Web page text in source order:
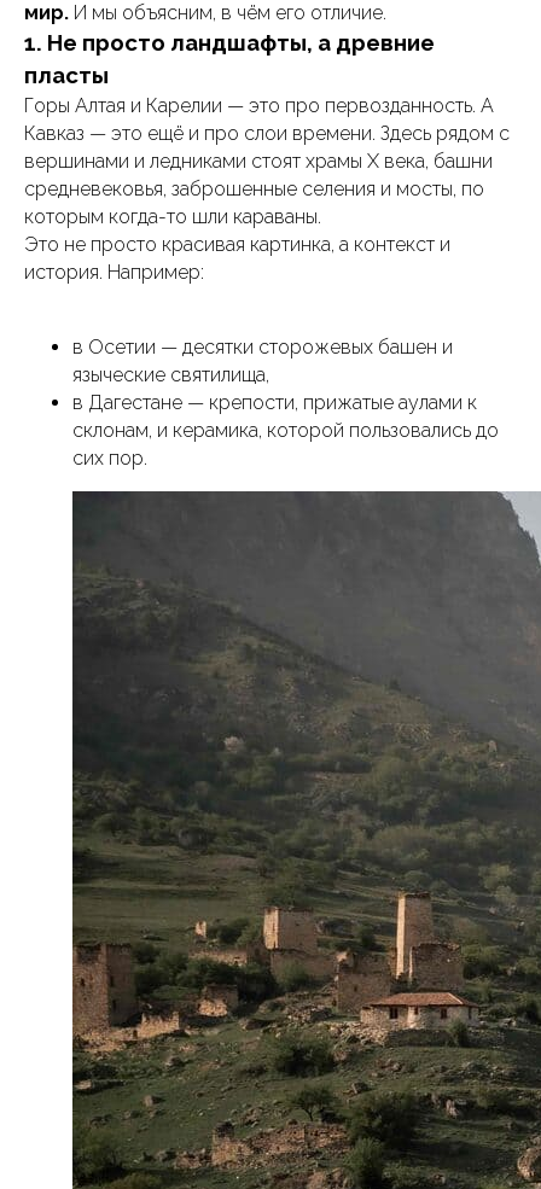
мир. И мы объясним, в чём его отличие.
1. Не просто ландшафты, а древние
пласты
Горы Алтая и Карелии — это про первозданность. А
Кавказ — это ещё и про слои времени. Здесь рядом с
вершинами и ледниками стоят храмы X века, башни
средневековья, заброшенные селения и мосты, по
которым когда-то шли караваны.
Это не просто красивая картинка, а контекст и
история. Например:
в Осетии — десятки сторожевых башен и
языческие святилища,
в Дагестане — крепости, прижатые аулами к
склонам, и керамика, которой пользовались до
сих пор.